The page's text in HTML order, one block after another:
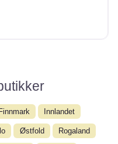
Finnmark Innlandet
Østfold Rogaland